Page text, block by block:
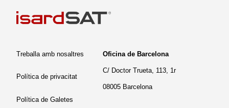
Oficina de Barcelona
C/ Doctor Trueta, 113, 1r
08005 Barcelona
Treballa amb nosaltres
Política de privacitat
Política de Galetes